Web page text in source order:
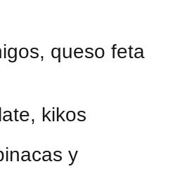
queso feta
kikos
y